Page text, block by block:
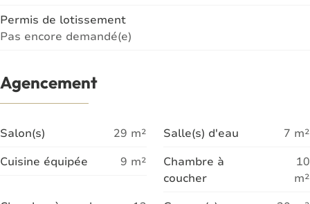
Permis de lotissement
Pas encore demandé(e)
Agencement
Salon(s) 29 m² Salle(s) d'eau 7 m²
Cuisine équipée
9 m²
Chambre à
coucher
10
m²